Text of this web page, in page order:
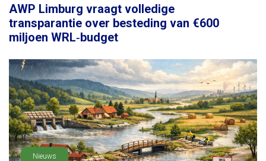
AWP Limburg vraagt volledige
transparantie over besteding van €600
miljoen WRL‑budget
Nieuws